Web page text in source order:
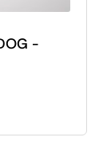
-